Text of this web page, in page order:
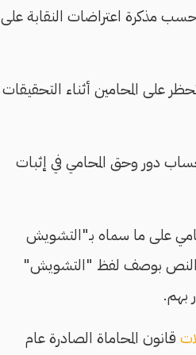
مذكرة اعتراضات النقابة على
72 من المشروع، التي كانت تحظر على المحامين أثناء التحقيقات
دور وحق المحامي في إثبات
على ما سماه بـ"التشويش
النص بوصف لفظ "التشويش"
بهم.
قانون المحاماة الصادرة عام